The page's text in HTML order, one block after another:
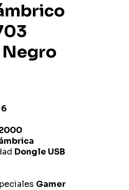
6
Dongle USB
Gamer